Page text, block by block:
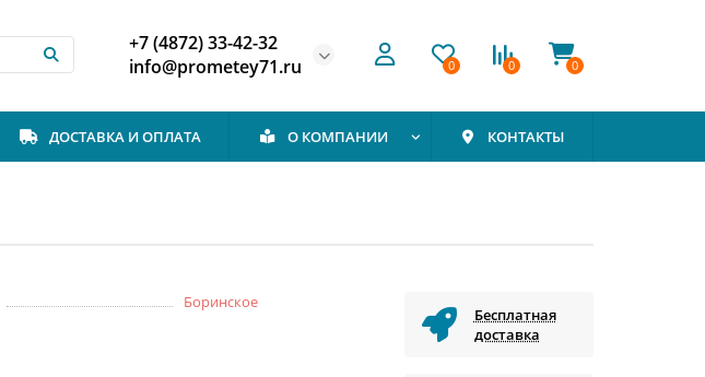
+7 (4872) 33-42-32
info@prometey71.ru
0 0 0
ДОСТАВКА И ОПЛАТА О КОМПАНИИ КОНТАКТЫ
Боринское
Бесплатная
доставка